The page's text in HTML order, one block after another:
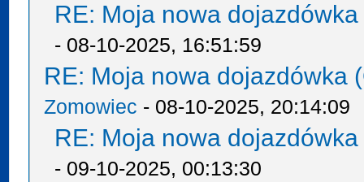
RE: Moja nowa
- 08-10-2025, 16:51:59
RE: Moja nowa dojazdówka
Zomowiec - 08-10-2025, 20:14:09
RE: Moja nowa
- 09-10-2025, 00:13:30